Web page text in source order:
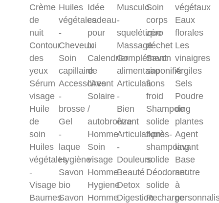
Crème
de
nuit
Contour
des
yeux
Sérum
visage
Huile
de
soin
Huiles
végétales
-
Visage
Baumes
Huiles
végétales
-
Cheveux
Soin
capillaire
Accessoires
-
brosse
Gel
-
laque
Hygiène
Savon
bio
Savon
Idée
cadeau
pour
lui
Calendrier
de
l'Avent
Solaire
/
autobronzant
Homme
Soin
visage
Homme
Hygiene
Homme
Musculo
-
squelétique
Massage
Complément
alimentaire
Articulations
-
Bien
être
Articulations
-
Douleurs
Beauté
Detox
Digestion
Soin
corps
zéro
déchet
Savon
saponifié
à
froid
Shampoing
solide
Après-
shampoing
solide
Déodorant
solide
Recharge
végétaux
Eaux
florales
Les
vinaigres
Argiles
Sels
Poudre
de
plantes
Agent
lavant
Base
neutre
à